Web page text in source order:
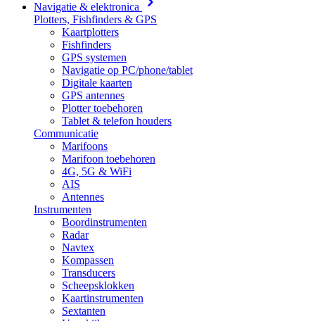
Navigatie & elektronica
Plotters, Fishfinders & GPS
Kaartplotters
Fishfinders
GPS systemen
Navigatie op PC/phone/tablet
Digitale kaarten
GPS antennes
Plotter toebehoren
Tablet & telefon houders
Communicatie
Marifoons
Marifoon toebehoren
4G, 5G & WiFi
AIS
Antennes
Instrumenten
Boordinstrumenten
Radar
Navtex
Kompassen
Transducers
Scheepsklokken
Kaartinstrumenten
Sextanten